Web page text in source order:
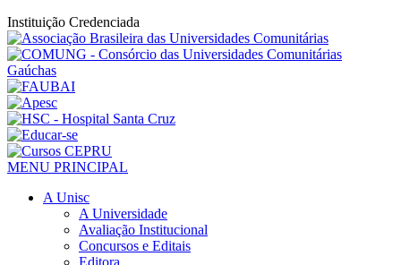
Instituição Credenciada
MENU PRINCIPAL
A Unisc
A Universidade
Avaliação Institucional
Concursos e Editais
Editora